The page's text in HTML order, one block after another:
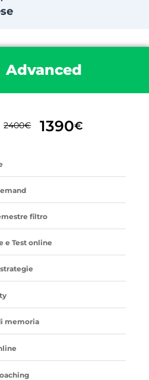
Advanced
2400€ 1390€
filtro
e Test online
memoria